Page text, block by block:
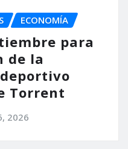
ECONOMÍA
para
de la
Torrent
2026